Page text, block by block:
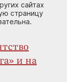
сайтах
страницу
и на